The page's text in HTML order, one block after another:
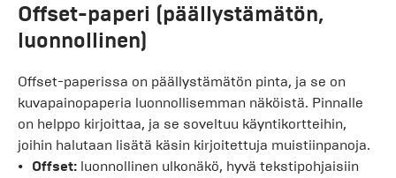
Offset-paperi (päällystämätön,
luonnollinen)
Offset-paperissa on päällystämätön pinta, ja se on
kuvapainopaperia luonnollisemman näköistä. Pinnalle
on helppo kirjoittaa, ja se soveltuu käyntikortteihin,
joihin halutaan lisätä käsin kirjoitettuja muistiinpanoja.
Offset: luonnollinen ulkonäkö, hyvä tekstipohjaisiin